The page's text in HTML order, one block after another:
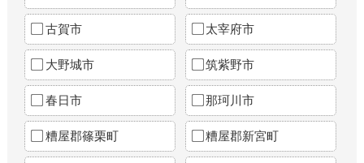
古賀市 太宰府市
大野城市 筑紫野市
春日市 那珂川市
糟屋郡篠栗町 糟屋郡新宮町